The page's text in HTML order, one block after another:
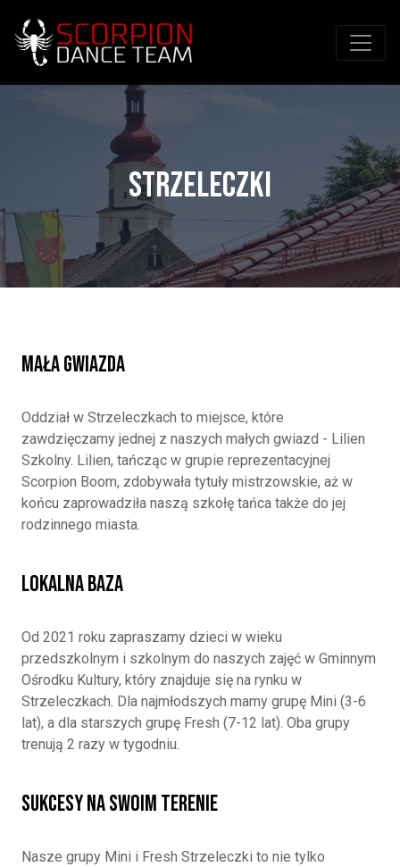
Strzeleczki
Mała gwiazda
Oddział w Strzeleczkach to miejsce, które
zawdzięczamy jednej z naszych małych gwiazd - Lilien
Szkolny. Lilien, tańcząc w grupie reprezentacyjnej
Scorpion Boom, zdobywała tytuły mistrzowskie, aż w
końcu zaprowadziła naszą szkołę tańca także do jej
rodzinnego miasta.
Lokalna Baza
Od 2021 roku zapraszamy dzieci w wieku
przedszkolnym i szkolnym do naszych zajęć w Gminnym
Ośrodku Kultury, który znajduje się na rynku w
Strzeleczkach. Dla najmłodszych mamy grupę Mini (3-6
lat), a dla starszych grupę Fresh (7-12 lat). Oba grupy
trenują 2 razy w tygodniu.
Sukcesy na Swoim Terenie
Nasze grupy Mini i Fresh Strzeleczki to nie tylko